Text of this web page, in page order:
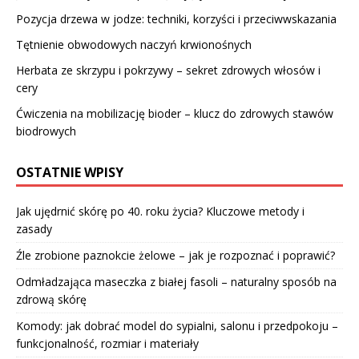
Pozycja drzewa w jodze: techniki, korzyści i przeciwwskazania
Tętnienie obwodowych naczyń krwionośnych
Herbata ze skrzypu i pokrzywy – sekret zdrowych włosów i
cery
Ćwiczenia na mobilizację bioder – klucz do zdrowych stawów
biodrowych
OSTATNIE WPISY
Jak ujędrnić skórę po 40. roku życia? Kluczowe metody i
zasady
Źle zrobione paznokcie żelowe – jak je rozpoznać i poprawić?
Odmładzająca maseczka z białej fasoli – naturalny sposób na
zdrową skórę
Komody: jak dobrać model do sypialni, salonu i przedpokoju –
funkcjonalność, rozmiar i materiały